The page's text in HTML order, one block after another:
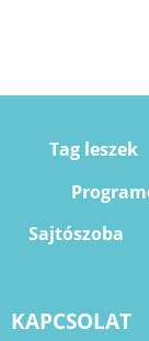
Tag leszek
Sajtószoba
KAPCSOLAT